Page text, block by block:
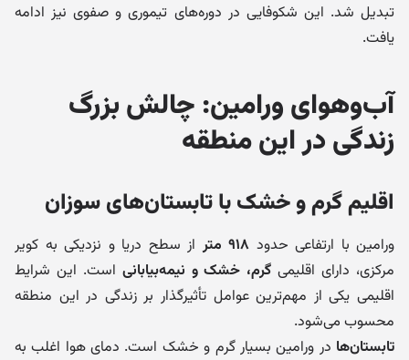
تبدیل شد. این شکوفایی در دوره‌های تیموری و صفوی نیز ادامه
یافت.
آب‌وهوای ورامین: چالش بزرگ
زندگی در این منطقه
اقلیم گرم و خشک با تابستان‌های سوزان
ورامین با ارتفاعی حدود ۹۱۸ متر
از سطح دریا و نزدیکی به کویر
مرکزی، دارای اقلیمی گرم، خشک و نیمه‌بیابانی است. این شرایط
اقلیمی یکی از مهم‌ترین عوامل تأثیرگذار بر زندگی در این منطقه
محسوب می‌شود.
تابستان‌ها در ورامین بسیار گرم و خشک است. دمای هوا اغلب به